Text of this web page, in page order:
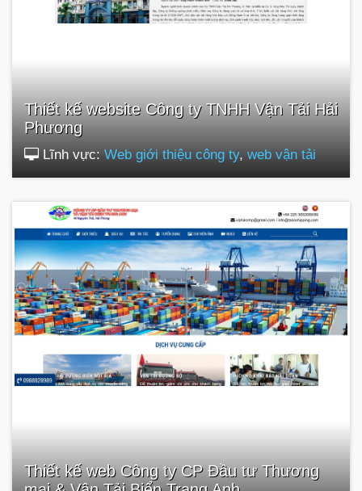
Thiết kế website Công ty TNHH Vận Tải Hải
Phương
Lĩnh vực: Web giới thiệu công ty, web vận tải
Thiết kế web Công ty CP Đầu tư Thương